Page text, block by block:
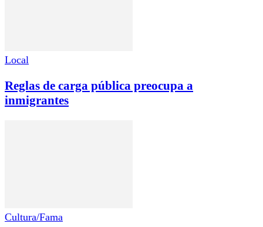
Local
Reglas de carga pública preocupa a
inmigrantes
Cultura/Fama